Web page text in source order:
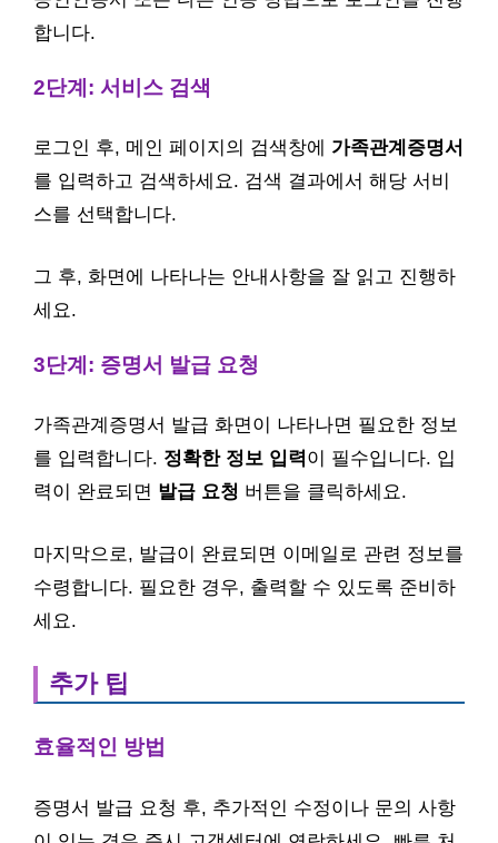
합니다.
2단계: 서비스 검색
로그인 후, 메인 페이지의 검색창에 가족관계증명서
를 입력하고 검색하세요. 검색 결과에서 해당 서비
스를 선택합니다.
그 후, 화면에 나타나는 안내사항을 잘 읽고 진행하
세요.
3단계: 증명서 발급 요청
가족관계증명서 발급 화면이 나타나면 필요한 정보
를 입력합니다. 정확한 정보 입력이 필수입니다. 입
력이 완료되면 발급 요청 버튼을 클릭하세요.
마지막으로, 발급이 완료되면 이메일로 관련 정보를
수령합니다. 필요한 경우, 출력할 수 있도록 준비하
세요.
추가 팁
효율적인 방법
증명서 발급 요청 후, 추가적인 수정이나 문의 사항